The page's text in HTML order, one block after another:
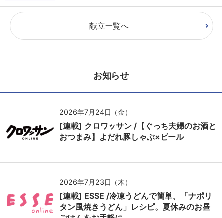
献立一覧へ
お知らせ
2026年7月24日（金）
[連載] クロワッサン /【ぐっち夫婦のお酒と
おつまみ】よだれ豚しゃぶ×ビール
2026年7月23日（木）
[連載] ESSE /冷凍うどんで簡単、「ナポリ
タン風焼きうどん」レシピ。夏休みのお昼